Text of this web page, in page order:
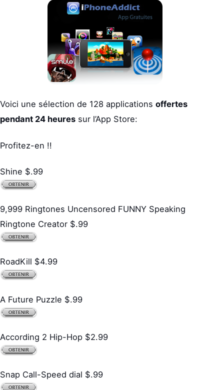
Voici une sélection de 128 applications offertes
pendant 24 heures sur l’App Store:
Profitez-en !!
Shine $.99
9,999 Ringtones Uncensored FUNNY Speaking
Ringtone Creator $.99
RoadKill $4.99
A Future Puzzle $.99
According 2 Hip-Hop $2.99
Snap Call-Speed dial $.99